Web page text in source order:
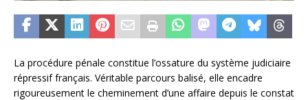
La procédure pénale constitue l’ossature du système judiciaire
répressif français. Véritable parcours balisé, elle encadre
rigoureusement le cheminement d’une affaire depuis le constat